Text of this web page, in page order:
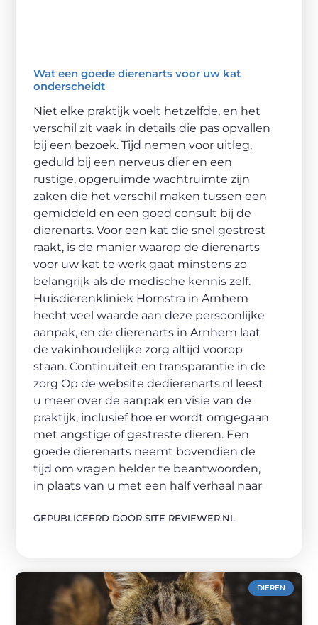
Wat een goede dierenarts voor uw kat
onderscheidt
Niet elke praktijk voelt hetzelfde, en het
verschil zit vaak in details die pas opvallen
bij een bezoek. Tijd nemen voor uitleg,
geduld bij een nerveus dier en een
rustige, opgeruimde wachtruimte zijn
zaken die het verschil maken tussen een
gemiddeld en een goed consult bij de
dierenarts. Voor een kat die snel gestrest
raakt, is de manier waarop de dierenarts
voor uw kat te werk gaat minstens zo
belangrijk als de medische kennis zelf.
Huisdierenkliniek Hornstra in Arnhem
hecht veel waarde aan deze persoonlijke
aanpak, en de dierenarts in Arnhem laat
de vakinhoudelijke zorg altijd voorop
staan. Continuïteit en transparantie in de
zorg Op de website dedierenarts.nl leest
u meer over de aanpak en visie van de
praktijk, inclusief hoe er wordt omgegaan
met angstige of gestreste dieren. Een
goede dierenarts neemt bovendien de
tijd om vragen helder te beantwoorden,
in plaats van u met een half verhaal naar
GEPUBLICEERD DOOR SITE REVIEWER.NL
DIEREN